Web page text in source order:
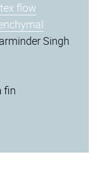
flow
Singh
fin